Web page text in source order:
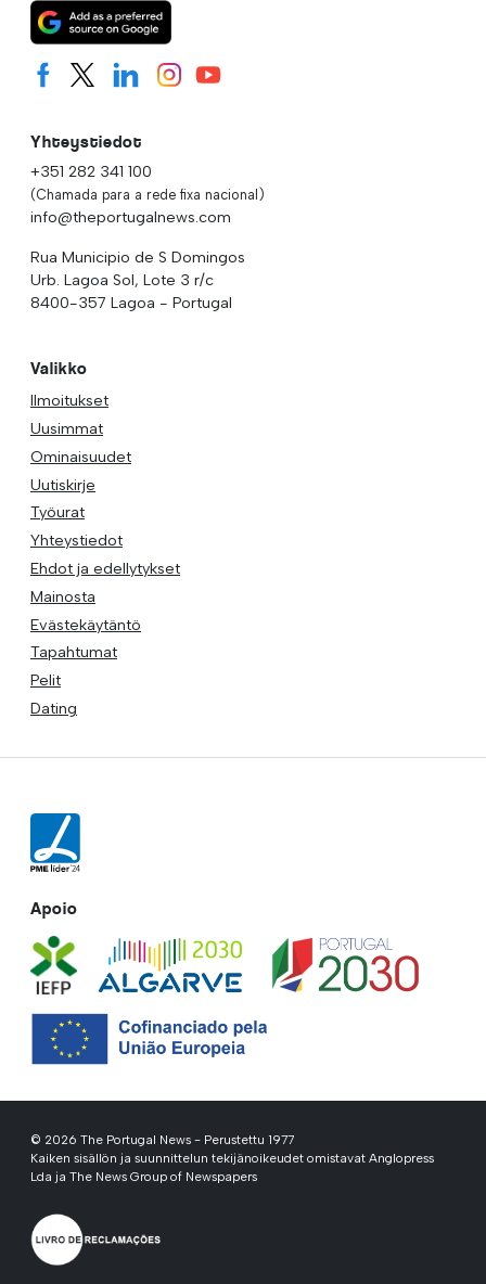
Yhteystiedot
+351 282 341 100
(Chamada para a rede fixa nacional)
info@theportugalnews.com
Rua Municipio de S Domingos
Urb. Lagoa Sol, Lote 3 r/c
8400-357 Lagoa - Portugal
Valikko
Ilmoitukset
Uusimmat
Ominaisuudet
Uutiskirje
Työurat
Yhteystiedot
Ehdot ja edellytykset
Mainosta
Evästekäytäntö
Tapahtumat
Pelit
Dating
Apoio
© 2026 The Portugal News - Perustettu 1977
Kaiken sisällön ja suunnittelun tekijänoikeudet omistavat Anglopress
Lda ja The News Group of Newspapers